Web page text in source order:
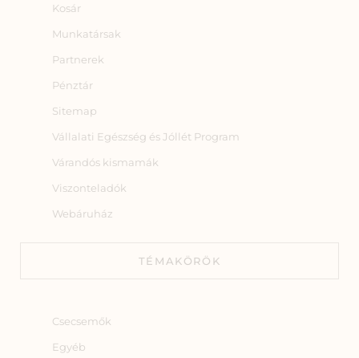
Kosár
Munkatársak
Partnerek
Pénztár
Sitemap
Vállalati Egészség és Jóllét Program
Várandós kismamák
Viszonteladók
Webáruház
TÉMAKÖRÖK
Csecsemők
Egyéb